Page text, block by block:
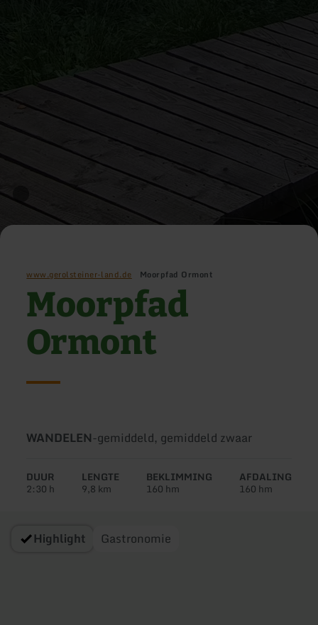
www.gerolsteiner-land.de Moorpfad Ormont
Moorpfad
Ormont
Soort
WANDELEN-Moeilijkheidsgraad:
gemiddeld, gemiddeld zwaar
DUUR
2:30 h
LENGTE
9,8 km
BEKLIMMING
160 hm
AFDALING
160 hm
Highlight Gastronomie